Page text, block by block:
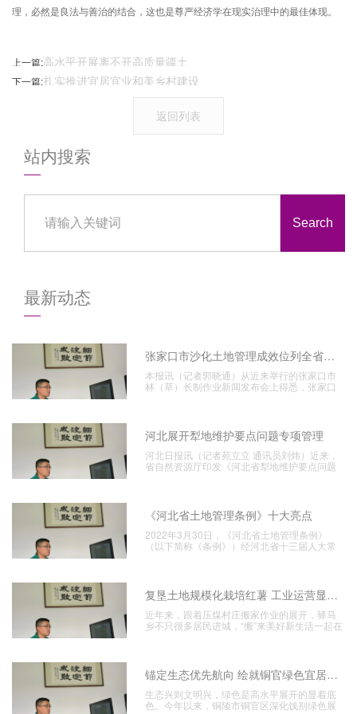
理，必然是良法与善治的结合，这也是尊严经济学在现实治理中的最佳体现。
上一篇:高水平开展离不开高质量疆土
下一篇:扎实推进宜居宜业和美乡村建设
返回列表
站内搜索
Search
最新动态
张家口市沙化土地管理成效位列全省榜首
本报讯（记者郭晓通）从近来举行的张家口市
林（草）长制作业新闻发布会上得悉，张家口
河北展开犁地维护要点问题专项管理
河北日报讯（记者苑立立 通讯员刘炜）近来，
省自然资源厅印发《河北省犁地维护要点问题
《河北省土地管理条例》十大亮点
2022年3月30日，《河北省土地管理条例》
（以下简称《条例》）经河北省十三届人大常
复垦土地规模化栽培红薯 工业运营显成效
近年来，跟着压煤村庄搬家作业的展开，驿马
乡不只很多居民进城，“搬”来美好新生活一起在
锚定生态优先航向 绘就铜官绿色宜居新图景
生态兴则文明兴，绿色是高水平展开的显着底
色。今年以来，铜陵市铜官区深化饯别绿色展